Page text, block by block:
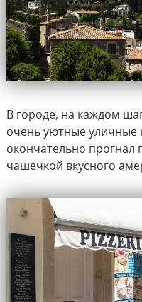
В городе, на каждом
очень уютные уличные
окончательно
чашечкой вкусного